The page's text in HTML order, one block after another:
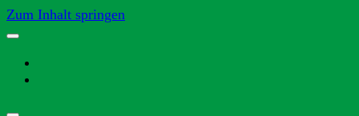
Zum Inhalt springen